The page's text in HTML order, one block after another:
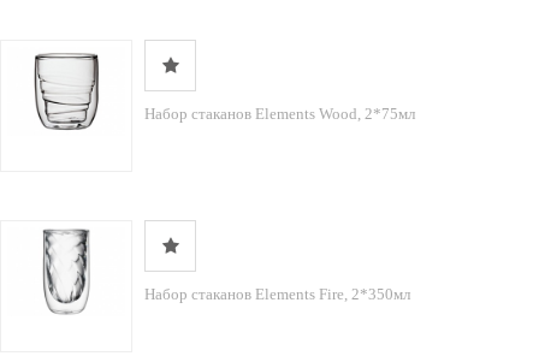
Набор стаканов Elements Wood, 2*75мл
Набор стаканов Elements Fire, 2*350мл